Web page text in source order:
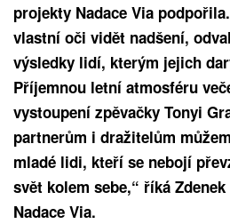
projekty Nadace Via
vlastní oči vidět nadšení,
výsledky lidí, kterým jejich
Příjemnou letní atmosféru
vystoupení zpěvačky Tonyi
partnerům i dražitelům
mladé lidi, kteří se nebojí
svět kolem sebe,“ říká
Nadace Via.